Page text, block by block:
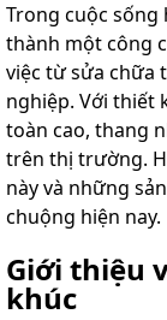
Thang
nhôm
trượt
Thương
hiệu
Tin
tức
Liên
hệ
Trong cuộc
thành một công
việc từ sửa chữa
nghiệp. Với thiết
toàn cao, thang
trên thị trường.
này và những
chuộng hiện nay.
Giới thiệu
khúc